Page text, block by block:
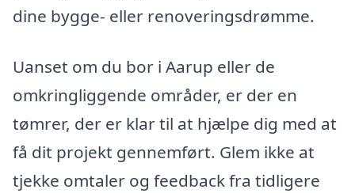
dine bygge- eller renoveringsdrømme.
Uanset om du bor i Aarup eller de
omkringliggende områder, er der en
tømrer, der er klar til at hjælpe dig med at
få dit projekt gennemført. Glem ikke at
tjekke omtaler og feedback fra tidligere